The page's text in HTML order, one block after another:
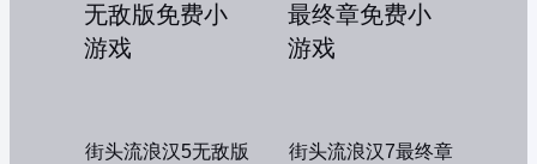
街头流浪汉5无敌版 街头流浪汉7最终章